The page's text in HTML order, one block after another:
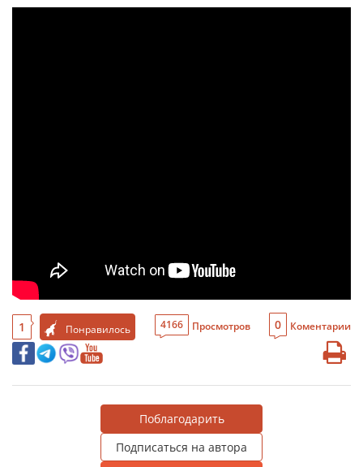
1 Понравилось 4166 Просмотров 0 Коментарии
Поблагодарить
Подписаться на автора